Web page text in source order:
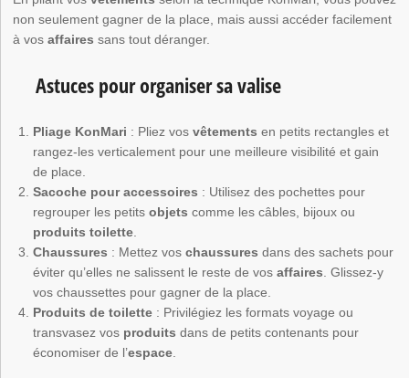
non seulement gagner de la place, mais aussi accéder facilement
à vosaffaires sans tout déranger.
Astuces pour organiser sa valise
Pliage KonMari : Pliez vosvêtements en petits rectangles et
rangez-les verticalement pour une meilleure visibilité et gain
de place.
Sacoche pour accessoires : Utilisez des pochettes pour
regrouper les petitsobjets comme les câbles, bijoux ou
produits toilette.
Chaussures : Mettez voschaussures dans des sachets pour
éviter qu’elles ne salissent le reste de vosaffaires. Glissez-y
vos chaussettes pour gagner de la place.
Produits de toilette : Privilégiez les formats voyage ou
transvasez vos produits dans de petits contenants pour
économiser de l’espace.